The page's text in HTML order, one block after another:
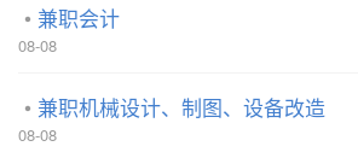
兼职会计
08-08
兼职机械设计、制图、设备改造
08-08